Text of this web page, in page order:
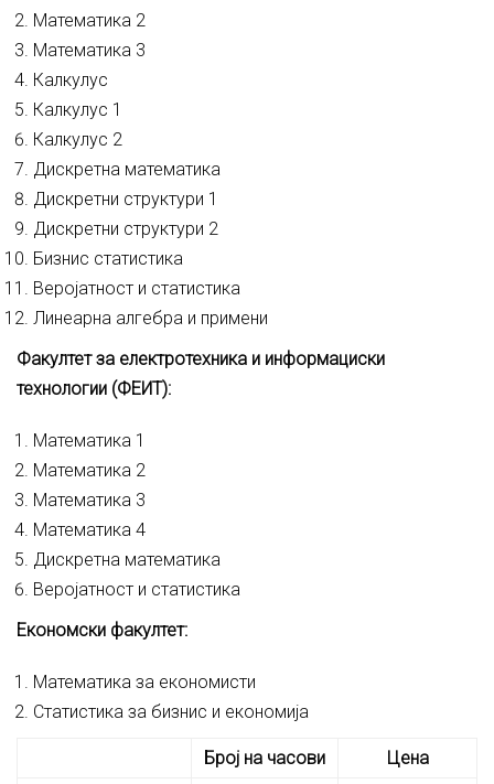
Математика 2
Математика 3
Калкулус
Калкулус 1
Калкулус 2
Дискретна математика
Дискретни структури 1
Дискретни структури 2
Бизнис статистика
Веројатност и статистика
Линеарна алгебра и примени
Факултет за електротехника и информациски
технологии (ФЕИТ):
Математика 1
Математика 2
Математика 3
Математика 4
Дискретна математика
Веројатност и статистика
Економски факултет:
Математика за економисти
Статистика за бизнис и економија
Број на часови
Цена